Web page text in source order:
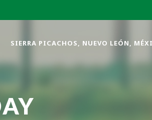
SIERRA PICACHOS, NUEVO LEÓN,